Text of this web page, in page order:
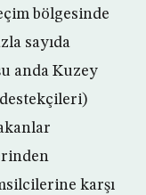
bölgesinde
sayıda
anda Kuzey
karşı